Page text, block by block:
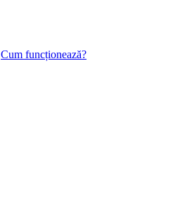
Cum funcționează?